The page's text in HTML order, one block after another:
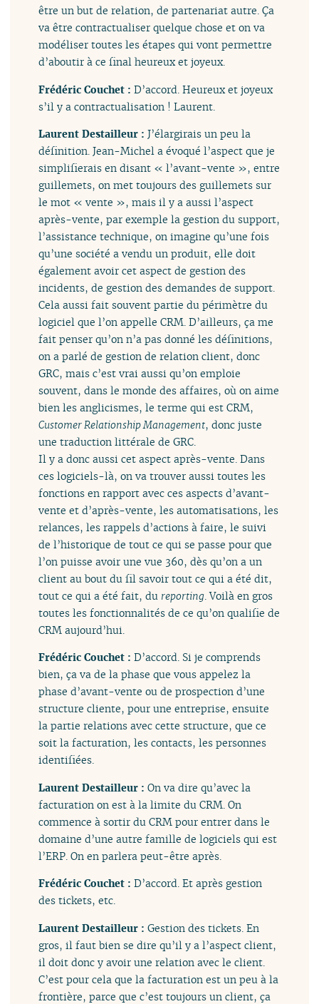
être un but de relation, de partenariat autre. Ça
va être contractualiser quelque chose et on va
modéliser toutes les étapes qui vont permettre
d’aboutir à ce final heureux et joyeux.
Frédéric Couchet :D’accord. Heureux et joyeux
s’il y a contractualisation ! Laurent.
Laurent Destailleur :J’élargirais un peu la
définition. Jean-Michel a évoqué l’aspect que je
simplifierais en disant « l’avant-vente », entre
guillemets, on met toujours des guillemets sur
le mot « vente », mais il y a aussi l’aspect
après-vente, par exemple la gestion du support,
l’assistance technique, on imagine qu’une fois
qu’une société a vendu un produit, elle doit
également avoir cet aspect de gestion des
incidents, de gestion des demandes de support.
Cela aussi fait souvent partie du périmètre du
logiciel que l’on appelle CRM. D’ailleurs, ça me
fait penser qu’on n’a pas donné les définitions,
on a parlé de gestion de relation client, donc
GRC, mais c’est vrai aussi qu’on emploie
souvent, dans le monde des affaires, où on aime
bien les anglicismes, le terme qui est CRM,
Customer Relationship Management, donc juste
une traduction littérale de GRC.
Il y a donc aussi cet aspect après-vente. Dans
ces logiciels-là, on va trouver aussi toutes les
fonctions en rapport avec ces aspects d’avant-
vente et d’après-vente, les automatisations, les
relances, les rappels d’actions à faire, le suivi
de l’historique de tout ce qui se passe pour que
l’on puisse avoir une vue 360, dès qu’on a un
client au bout du fil savoir tout ce qui a été dit,
tout ce qui a été fait, du reporting. Voilà en gros
toutes les fonctionnalités de ce qu’on qualifie de
CRM aujourd’hui.
Frédéric Couchet :D’accord. Si je comprends
bien, ça va de la phase que vous appelez la
phase d’avant-vente ou de prospection d’une
structure cliente, pour une entreprise, ensuite
la partie relations avec cette structure, que ce
soit la facturation, les contacts, les personnes
identifiées.
Laurent Destailleur :On va dire qu’avec la
facturation on est à la limite du CRM. On
commence à sortir du CRM pour entrer dans le
domaine d’une autre famille de logiciels qui est
l’ERP. On en parlera peut-être après.
Frédéric Couchet :D’accord. Et après gestion
des tickets, etc.
Laurent Destailleur :Gestion des tickets. En
gros, il faut bien se dire qu’il y a l’aspect client,
il doit donc y avoir une relation avec le client.
C’est pour cela que la facturation est un peu à la
frontière, parce que c’est toujours un client, ça